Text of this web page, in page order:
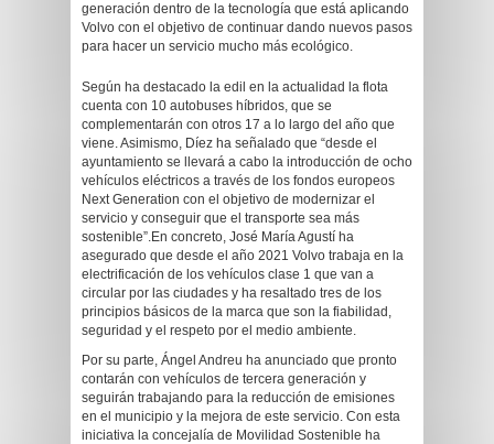
generación dentro de la tecnología que está aplicando
Volvo con el objetivo de continuar dando nuevos pasos
para hacer un servicio mucho más ecológico.
Según ha destacado la edil en la actualidad la flota
cuenta con 10 autobuses híbridos, que se
complementarán con otros 17 a lo largo del año que
viene. Asimismo, Díez ha señalado que “desde el
ayuntamiento se llevará a cabo la introducción de ocho
vehículos eléctricos a través de los fondos europeos
Next Generation con el objetivo de modernizar el
servicio y conseguir que el transporte sea más
sostenible”.En concreto, José María Agustí ha
asegurado que desde el año 2021 Volvo trabaja en la
electrificación de los vehículos clase 1 que van a
circular por las ciudades y ha resaltado tres de los
principios básicos de la marca que son la fiabilidad,
seguridad y el respeto por el medio ambiente.
Por su parte, Ángel Andreu ha anunciado que pronto
contarán con vehículos de tercera generación y
seguirán trabajando para la reducción de emisiones
en el municipio y la mejora de este servicio. Con esta
iniciativa la concejalía de Movilidad Sostenible ha